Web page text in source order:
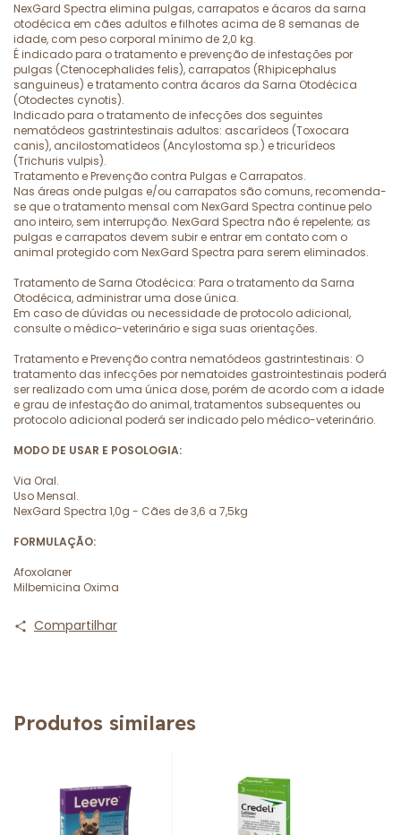
NexGard Spectra elimina pulgas, carrapatos e ácaros da sarna
otodécica em cães adultos e filhotes acima de 8 semanas de
idade, com peso corporal mínimo de 2,0 kg.
É indicado para o tratamento e prevenção de infestações por
pulgas (Ctenocephalides felis), carrapatos (Rhipicephalus
sanguineus) e tratamento contra ácaros da Sarna Otodécica
(Otodectes cynotis).
Indicado para o tratamento de infecções dos seguintes
nematódeos gastrintestinais adultos: ascarídeos (Toxocara
canis), ancilostomatídeos (Ancylostoma sp.) e tricurídeos
(Trichuris vulpis).
Tratamento e Prevenção contra Pulgas e Carrapatos.
Nas áreas onde pulgas e/ou carrapatos são comuns, recomenda-
se que o tratamento mensal com NexGard Spectra continue pelo
ano inteiro, sem interrupção. NexGard Spectra não é repelente; as
pulgas e carrapatos devem subir e entrar em contato com o
animal protegido com NexGard Spectra para serem eliminados.
Tratamento de Sarna Otodécica: Para o tratamento da Sarna
Otodécica, administrar uma dose única.
Em caso de dúvidas ou necessidade de protocolo adicional,
consulte o médico-veterinário e siga suas orientações.
Tratamento e Prevenção contra nematódeos gastrintestinais: O
tratamento das infecções por nematoides gastrointestinais poderá
ser realizado com uma única dose, porém de acordo com a idade
e grau de infestação do animal, tratamentos subsequentes ou
protocolo adicional poderá ser indicado pelo médico-veterinário.
MODO DE USAR E POSOLOGIA:
Via Oral.
Uso Mensal.
NexGard Spectra 1,0g - Cães de 3,6 a 7,5kg
FORMULAÇÃO:
Afoxolaner
Milbemicina Oxima
Compartilhar
Produtos similares